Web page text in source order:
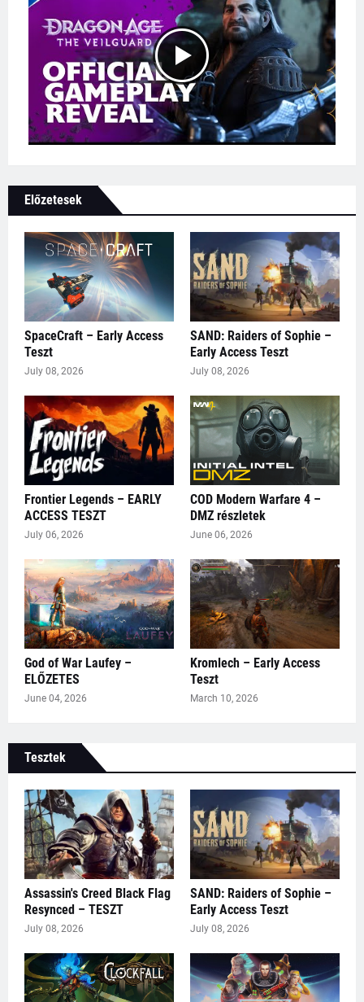
Előzetesek
SpaceCraft – Early Access
Teszt
July 08, 2026
SAND: Raiders of Sophie –
Early Access Teszt
July 08, 2026
Frontier Legends – EARLY
ACCESS TESZT
July 06, 2026
COD Modern Warfare 4 –
DMZ részletek
June 06, 2026
God of War Laufey –
ELŐZETES
June 04, 2026
Kromlech – Early Access
Teszt
March 10, 2026
Tesztek
Assassin's Creed Black Flag
Resynced – TESZT
July 08, 2026
SAND: Raiders of Sophie –
Early Access Teszt
July 08, 2026